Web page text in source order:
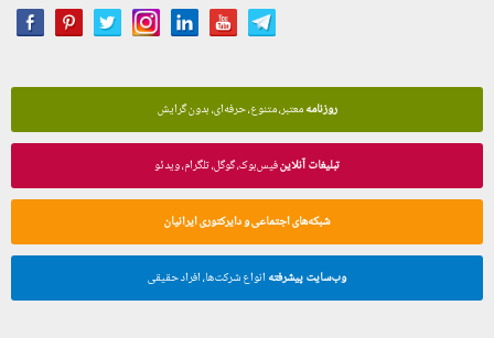
روزنامهمعتبر، متنوع، حرفه‌ای، بدون گرایش
تبلیغات آنلاینفیس‌بوک، گوگل، تلگرام، ویدئو
شبکه‌های اجتماعی و دایرکتوری ایرانیان
وب‌سایت پیشرفته انواع شرکت‌ها، افراد حقیقی